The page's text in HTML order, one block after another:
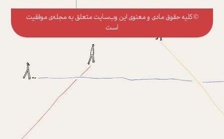
© کلیه حقوق مادی و معنوی این وب‌سایت متعلق به مجله‌ی موفقیت
است